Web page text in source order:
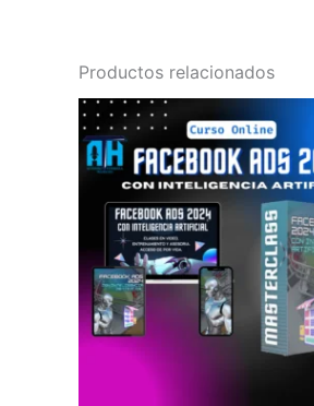
Productos relacionados